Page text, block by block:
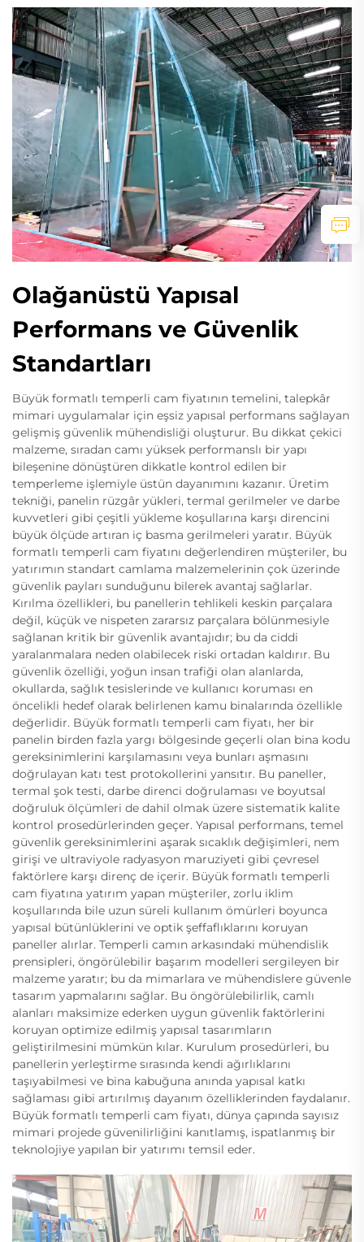
Olağanüstü Yapısal
Performans ve Güvenlik
Standartları
Büyük formatlı temperli cam fiyatının temelini, talepkâr
mimari uygulamalar için eşsiz yapısal performans sağlayan
gelişmiş güvenlik mühendisliği oluşturur. Bu dikkat çekici
malzeme, sıradan camı yüksek performanslı bir yapı
bileşenine dönüştüren dikkatle kontrol edilen bir
temperleme işlemiyle üstün dayanımını kazanır. Üretim
tekniği, panelin rüzgâr yükleri, termal gerilmeler ve darbe
kuvvetleri gibi çeşitli yükleme koşullarına karşı direncini
büyük ölçüde artıran iç basma gerilmeleri yaratır. Büyük
formatlı temperli cam fiyatını değerlendiren müşteriler, bu
yatırımın standart camlama malzemelerinin çok üzerinde
güvenlik payları sunduğunu bilerek avantaj sağlarlar.
Kırılma özellikleri, bu panellerin tehlikeli keskin parçalara
değil, küçük ve nispeten zararsız parçalara bölünmesiyle
sağlanan kritik bir güvenlik avantajıdır; bu da ciddi
yaralanmalara neden olabilecek riski ortadan kaldırır. Bu
güvenlik özelliği, yoğun insan trafiği olan alanlarda,
okullarda, sağlık tesislerinde ve kullanıcı koruması en
öncelikli hedef olarak belirlenen kamu binalarında özellikle
değerlidir. Büyük formatlı temperli cam fiyatı, her bir
panelin birden fazla yargı bölgesinde geçerli olan bina kodu
gereksinimlerini karşılamasını veya bunları aşmasını
doğrulayan katı test protokollerini yansıtır. Bu paneller,
termal şok testi, darbe direnci doğrulaması ve boyutsal
doğruluk ölçümleri de dahil olmak üzere sistematik kalite
kontrol prosedürlerinden geçer. Yapısal performans, temel
güvenlik gereksinimlerini aşarak sıcaklık değişimleri, nem
girişi ve ultraviyole radyasyon maruziyeti gibi çevresel
faktörlere karşı direnç de içerir. Büyük formatlı temperli
cam fiyatına yatırım yapan müşteriler, zorlu iklim
koşullarında bile uzun süreli kullanım ömürleri boyunca
yapısal bütünlüklerini ve optik şeffaflıklarını koruyan
paneller alırlar. Temperli camın arkasındaki mühendislik
prensipleri, öngörülebilir başarım modelleri sergileyen bir
malzeme yaratır; bu da mimarlara ve mühendislere güvenle
tasarım yapmalarını sağlar. Bu öngörülebilirlik, camlı
alanları maksimize ederken uygun güvenlik faktörlerini
koruyan optimize edilmiş yapısal tasarımların
geliştirilmesini mümkün kılar. Kurulum prosedürleri, bu
panellerin yerleştirme sırasında kendi ağırlıklarını
taşıyabilmesi ve bina kabuğuna anında yapısal katkı
sağlaması gibi artırılmış dayanım özelliklerinden faydalanır.
Büyük formatlı temperli cam fiyatı, dünya çapında sayısız
mimari projede güvenilirliğini kanıtlamış, ispatlanmış bir
teknolojiye yapılan bir yatırımı temsil eder.